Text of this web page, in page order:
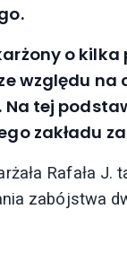
o
względu na
tej
zakładu
Rafała
zabójstwa